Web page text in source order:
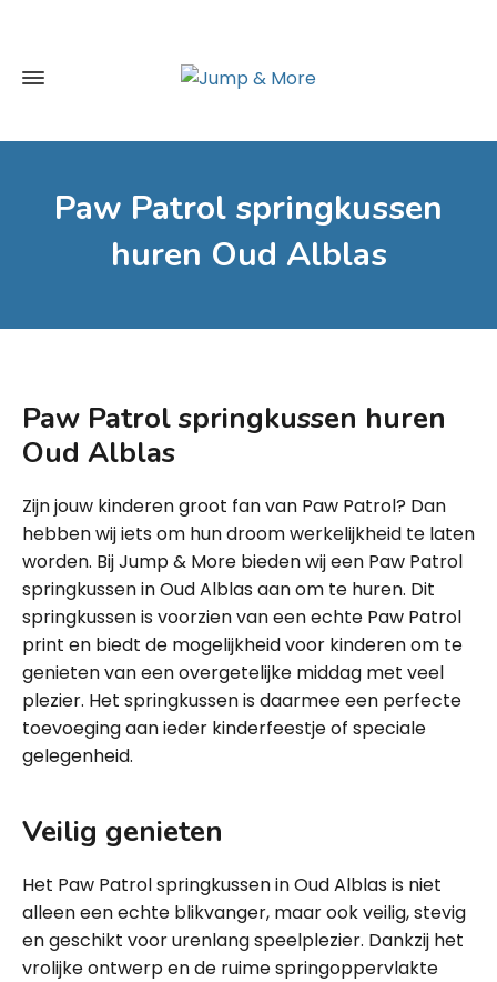
Paw Patrol springkussen
huren Oud Alblas
Paw Patrol springkussen huren
Oud Alblas
Zijn jouw kinderen groot fan van Paw Patrol? Dan
hebben wij iets om hun droom werkelijkheid te laten
worden. Bij Jump & More bieden wij een Paw Patrol
springkussen in Oud Alblas aan om te huren. Dit
springkussen is voorzien van een echte Paw Patrol
print en biedt de mogelijkheid voor kinderen om te
genieten van een overgetelijke middag met veel
plezier. Het springkussen is daarmee een perfecte
toevoeging aan ieder kinderfeestje of speciale
gelegenheid.
Veilig genieten
Het Paw Patrol springkussen in Oud Alblas is niet
alleen een echte blikvanger, maar ook veilig, stevig
en geschikt voor urenlang speelplezier. Dankzij het
vrolijke ontwerp en de ruime springoppervlakte